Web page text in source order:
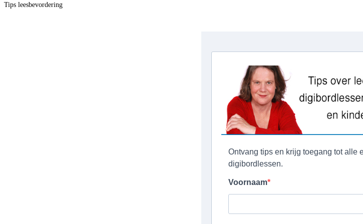
Tips leesbevordering